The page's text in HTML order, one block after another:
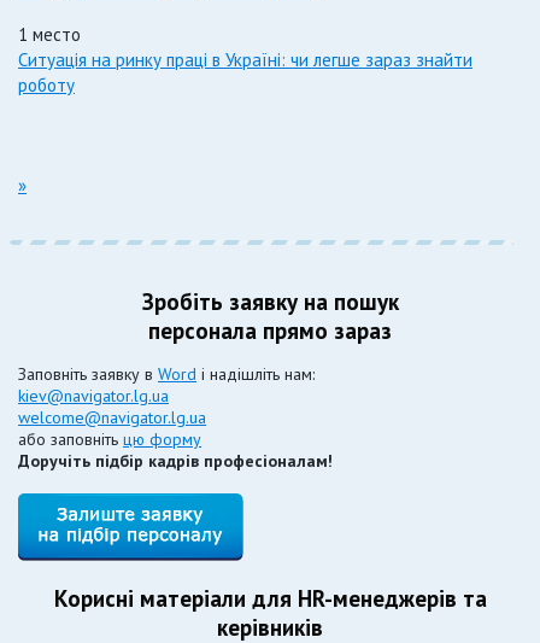
1 место
Ситуація на ринку праці в Україні: чи легше зараз знайти
роботу
»
Зробіть заявку на пошук
персонала прямо зараз
Заповніть заявку в Word і надішліть нам:
kiev@navigator.lg.ua
welcome@navigator.lg.ua
або заповніть цю форму
Доручіть підбір кадрів професіоналам!
Корисні матеріали для HR-менеджерів та
керівників